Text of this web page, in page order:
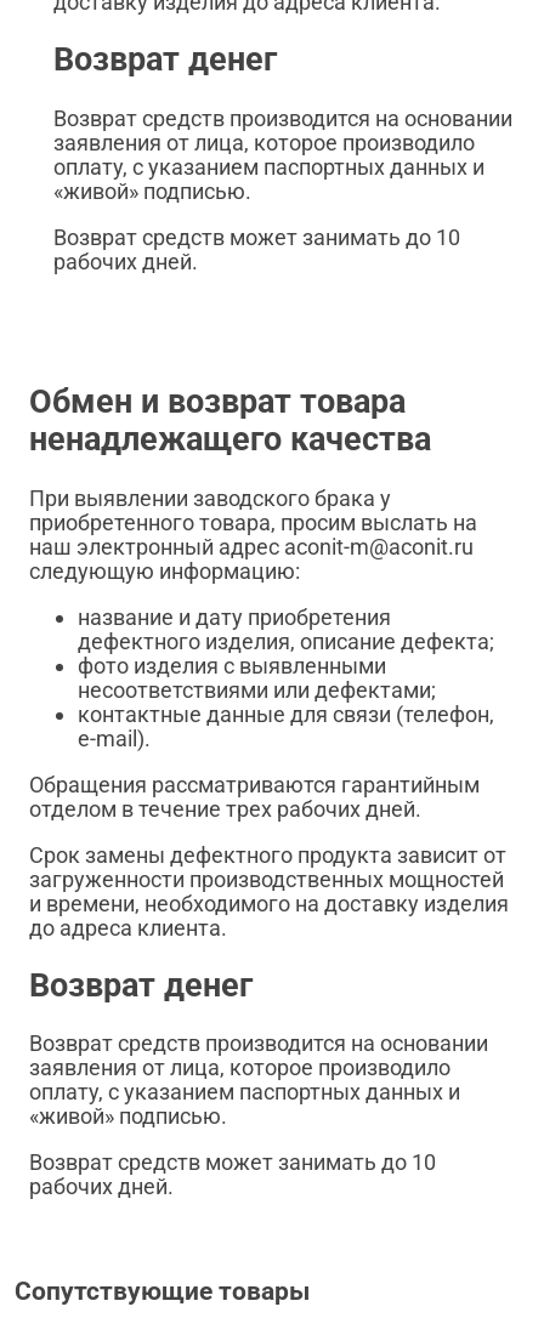
Возврат денег
Возврат средств производится на основании
заявления от лица, которое производило
оплату, с указанием паспортных данных и
«живой» подписью.
Возврат средств может занимать до 10
рабочих дней.
Обмен и возврат товара
ненадлежащего качества
При выявлении заводского брака у
приобретенного товара, просим выслать на
наш электронный адрес aconit-m@aconit.ru
следующую информацию:
название и дату приобретения
дефектного изделия, описание дефекта;
фото изделия с выявленными
несоответствиями или дефектами;
контактные данные для связи (телефон,
e-mail).
Обращения рассматриваются гарантийным
отделом в течение трех рабочих дней.
Срок замены дефектного продукта зависит от
загруженности производственных мощностей
и времени, необходимого на доставку изделия
до адреса клиента.
Возврат денег
Возврат средств производится на основании
заявления от лица, которое производило
оплату, с указанием паспортных данных и
«живой» подписью.
Возврат средств может занимать до 10
рабочих дней.
Сопутствующие товары